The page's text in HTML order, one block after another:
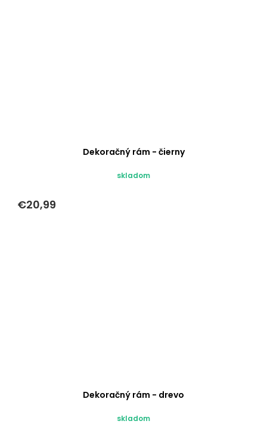
Dekoračný rám - čierny
skladom
€20,99
Dekoračný rám - drevo
skladom